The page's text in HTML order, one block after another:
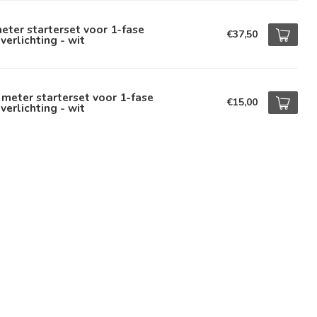
starterset voor 1-fase
- wit €37,50
meter starterset voor 1-fase
- wit €15,00